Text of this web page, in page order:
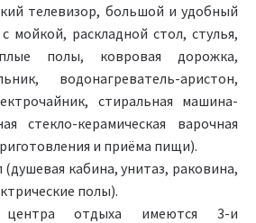
телевизор, большой и удобный
мойкой, раскладной стол, стулья,
полы, ковровая дорожка,
водонагреватель-аристон,
стиральная машина-
стекло-керамическая варочная
и приёма пищи).
кабина, унитаз, раковина,
полы).
отдыха имеются 3-и